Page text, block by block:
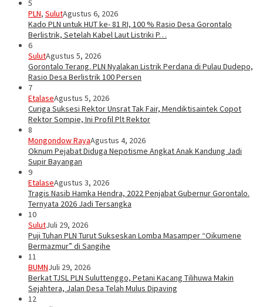
5
PLN, SulutAgustus 6, 2026
Kado PLN untuk HUT ke- 81 RI, 100 % Rasio Desa Gorontalo
Berlistrik, Setelah Kabel Laut Listriki P…
6
SulutAgustus 5, 2026
Gorontalo Terang. PLN Nyalakan Listrik Perdana di Pulau Dudepo,
Rasio Desa Berlistrik 100 Persen
7
EtalaseAgustus 5, 2026
Curiga Suksesi Rektor Unsrat Tak Fair, Mendiktisaintek Copot
Rektor Sompie, Ini Profil Plt Rektor
8
Mongondow RayaAgustus 4, 2026
Oknum Pejabat Diduga Nepotisme Angkat Anak Kandung Jadi
Supir Bayangan
9
EtalaseAgustus 3, 2026
Tragis Nasib Hamka Hendra, 2022 Penjabat Gubernur Gorontalo.
Ternyata 2026 Jadi Tersangka
10
SulutJuli 29, 2026
Puji Tuhan PLN Turut Sukseskan Lomba Masamper “Oikumene
Bermazmur” di Sangihe
11
BUMNJuli 29, 2026
Berkat TJSL PLN Suluttenggo, Petani Kacang Tilihuwa Makin
Sejahtera, Jalan Desa Telah Mulus Dipaving
12